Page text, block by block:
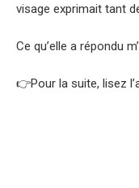
visage exprimait tant
Ce qu’elle a répondu
👉Pour la suite, lisez